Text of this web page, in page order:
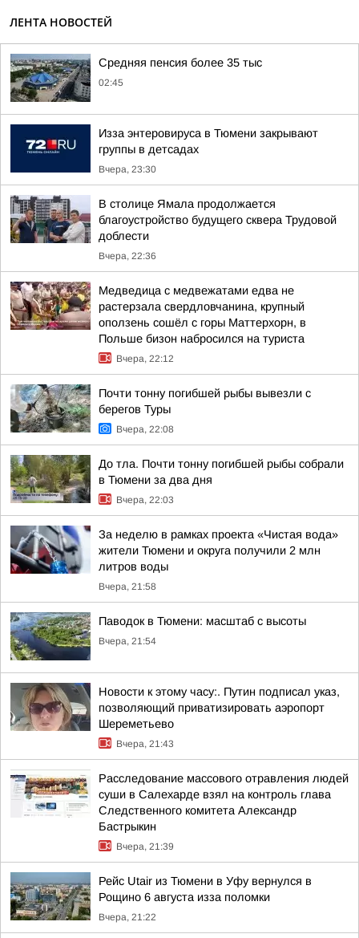
ЛЕНТА НОВОСТЕЙ
Средняя пенсия более 35 тыс
02:45
Изза энтеровируса в Тюмени закрывают
группы в детсадах
Вчера, 23:30
В столице Ямала продолжается
благоустройство будущего сквера Трудовой
доблести
Вчера, 22:36
Медведица с медвежатами едва не
растерзала свердловчанина, крупный
оползень сошёл с горы Маттерхорн, в
Польше бизон набросился на туриста
Вчера, 22:12
Почти тонну погибшей рыбы вывезли с
берегов Туры
Вчера, 22:08
До тла. Почти тонну погибшей рыбы собрали
в Тюмени за два дня
Вчера, 22:03
За неделю в рамках проекта «Чистая вода»
жители Тюмени и округа получили 2 млн
литров воды
Вчера, 21:58
Паводок в Тюмени: масштаб с высоты
Вчера, 21:54
Новости к этому часу:. Путин подписал указ,
позволяющий приватизировать аэропорт
Шереметьево
Вчера, 21:43
Расследование массового отравления людей
суши в Салехарде взял на контроль глава
Следственного комитета Александр
Бастрыкин
Вчера, 21:39
Рейс Utair из Тюмени в Уфу вернулся в
Рощино 6 августа изза поломки
Вчера, 21:22